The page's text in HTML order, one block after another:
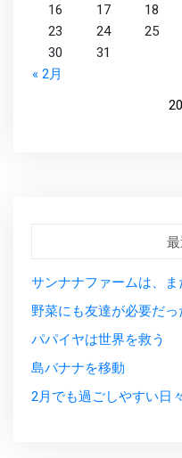
« 2月
16
17 18
23
24 25
30
31
サンナナファームは、ま
野菜にも友達が必要だっ
パパイヤは世界を救う
島バナナを移動
2月でも過ごしやすい日